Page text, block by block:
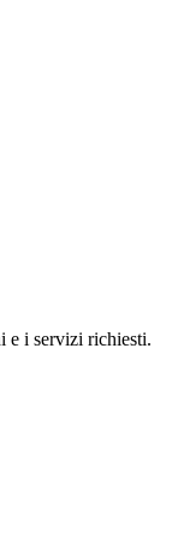
e i servizi richiesti.